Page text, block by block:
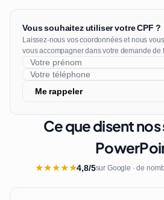
Vous souhaitez utiliser votre CPF ?
Laissez-nous vos coordonnées et nous
vous accompagner dans votre demande de
Me rappeler
Ce que disent
★★★★★4,8/5sur Google · de